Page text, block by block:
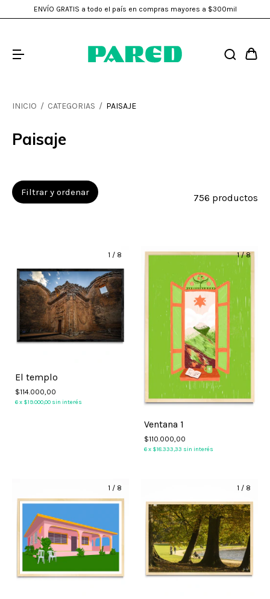
ENVÍO GRATIS a todo el país en compras mayores a $300mil
INICIO / CATEGORIAS / PAISAJE
Paisaje
Filtrar y ordenar 756 productos
1 / 8
El templo
$114.000,00
6x $19.000,00 sin interés
1/8
Ventana 1
$110.000,00
6x $18.333,33 sin interés
1 / 8 1 / 8